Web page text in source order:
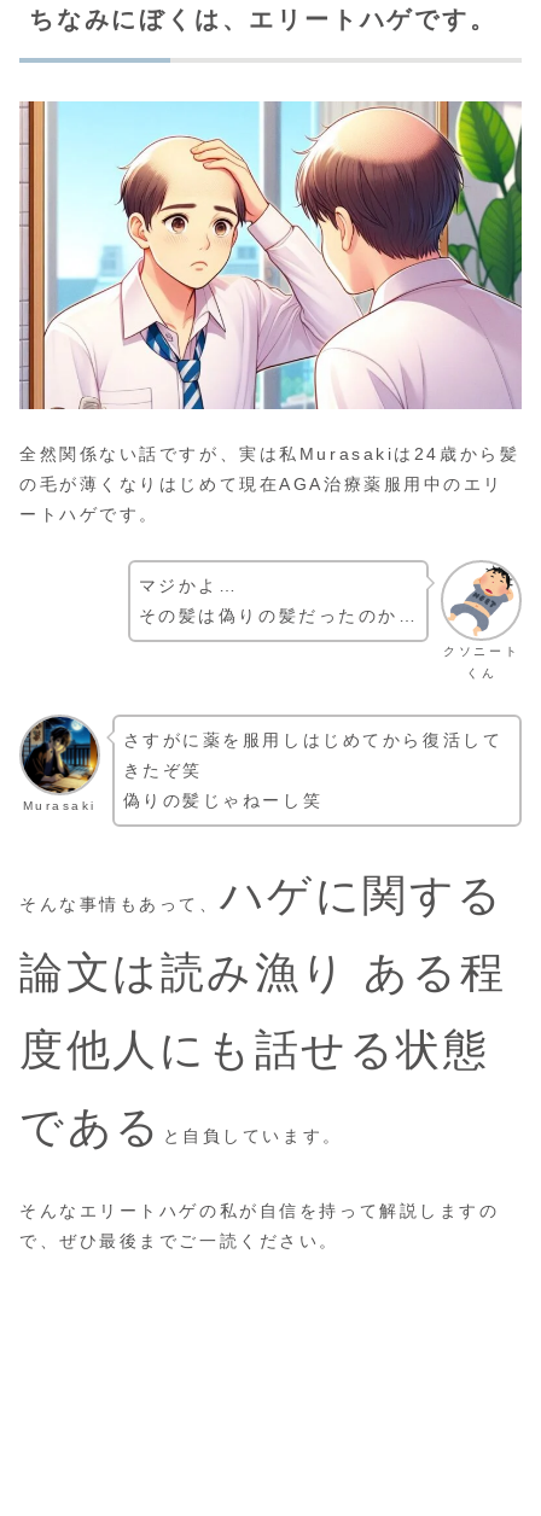
ちなみにぼくは、エリートハゲです。
全然関係ない話ですが、実は私Murasakiは24歳から髪
の毛が薄くなりはじめて現在AGA治療薬服用中のエリ
ートハゲです。
クソニート
くん
マジかよ…
その髪は偽りの髪だったのか…
Murasaki
さすがに薬を服用しはじめてから復活して
きたぞ笑
偽りの髪じゃねーし笑
そんな事情もあって、 ハゲに関する
論文は読み漁り ある程
度他人にも話せる状態
である
と自負しています。
そんなエリートハゲの私が自信を持って解説しますの
で、ぜひ最後までご一読ください。